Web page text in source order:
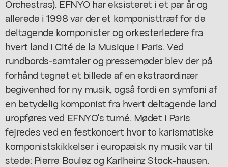
Orchestras). EFNYO har eksisteret i et par år og
allerede i 1998 var der et komponisttræf for de
deltagende komponister og orkesterledere fra
hvert land i Cité de la Musique i Paris. Ved
rundbords-samtaler og pressemøder blev der på
forhånd tegnet et billede af en ekstraordinær
begivenhed for ny musik, også fordi en symfoni af
en betydelig komponist fra hvert deltagende land
uropføres ved EFNYO's turné. Mødet i Paris
fejredes ved en festkoncert hvor to karismatiske
komponistskikkelser i europæisk ny musik var til
stede: Pierre Boulez og Karlheinz Stock-hausen.